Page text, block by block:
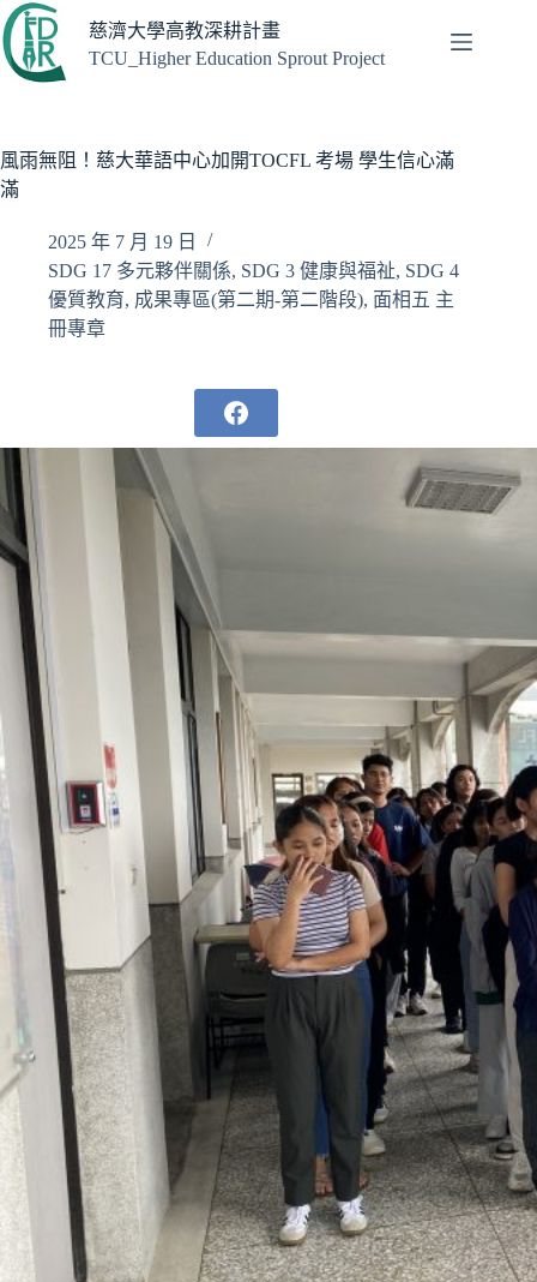
跳
至
主
容
慈濟大學高教深耕計畫
TCU_Higher Education Sprout Project
風雨無阻！慈大華語中心加開TOCFL 考場 學生信心滿
滿
2025 年 7 月 19 日
SDG 17 多元夥伴關係, SDG 3 健康與福祉, SDG 4
優質教育, 成果專區(第二期-第二階段), 面相五 主
冊專章